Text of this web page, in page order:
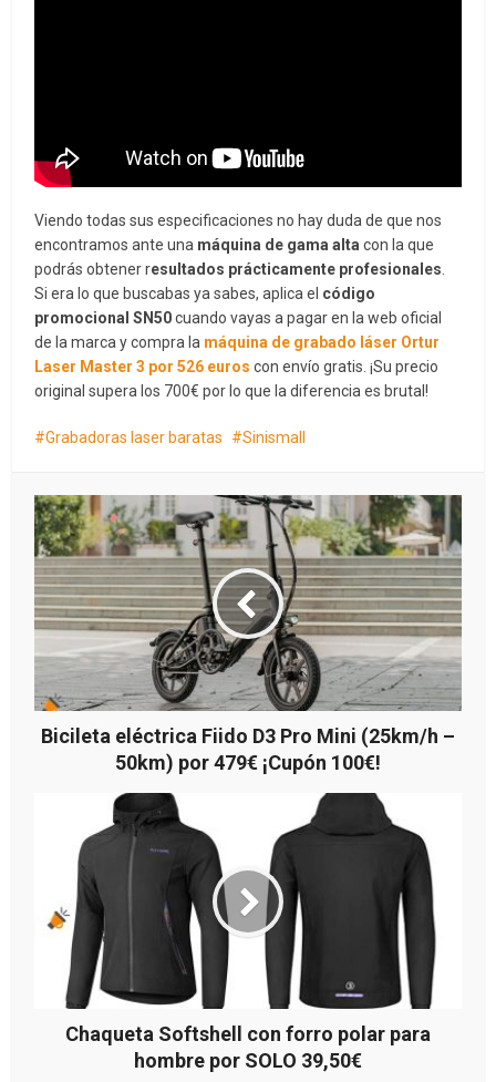
Viendo todas sus especificaciones no hay duda de que nos
encontramos ante una máquina de gama alta con la que
podrás obtener resultados prácticamente profesionales.
Si era lo que buscabas ya sabes, aplica el código
promocional SN50cuando vayas a pagar en la web oficial
de la marca y compra la máquina de grabado láser Ortur
Laser Master 3 por 526 euros con envío gratis. ¡Su precio
original supera los 700€ por lo que la diferencia es brutal!
Grabadoras laser baratas Sinismall
Bicileta eléctrica Fiido D3 Pro Mini (25km/h –
50km) por 479€ ¡Cupón 100€!
Chaqueta Softshell con forro polar para
hombre por SOLO 39,50€